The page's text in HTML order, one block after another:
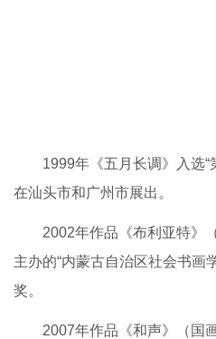
1999年《五月长调》入选“
在汕头市和广州市展出。
2002年作品《布利亚特》
主办的“内蒙古自治区社会书画
奖。
2007年作品《和声》（国